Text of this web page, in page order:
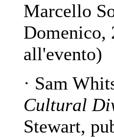
Marcello
all'evento)
· Sam
Cultural
Stewart,